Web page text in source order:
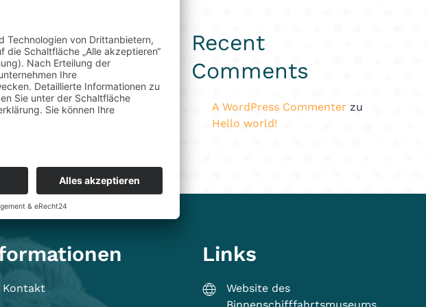
Recent
Comments
A WordPress Commenter zu
Hello world!
Kontakt
Links
Website des